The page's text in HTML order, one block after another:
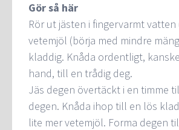
Gör så här
Rör ut jästen i fingervarmt
vetemjöl (börja med mindre
kladdig. Knåda ordentligt,
hand, till en trådig deg.
Jäs degen övertäckt i en timme
degen. Knåda ihop till en lös
lite mer vetemjöl. Forma degen